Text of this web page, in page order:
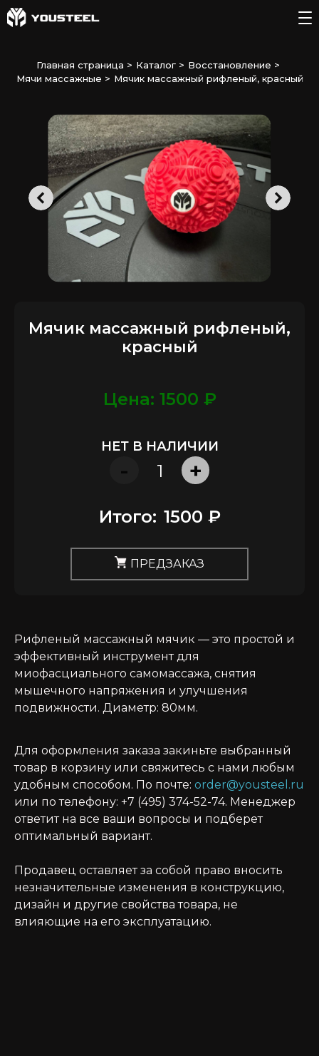
Главная страница > Каталог> Восстановление >
Мячи массажные > Мячик массажный рифленый, красный
Мячик массажный рифленый,
красный
Цена: 1500 ₽
НЕТ В НАЛИЧИИ
- +
Итого: 1500 ₽
ПРЕДЗАКАЗ
Рифленый массажный мячик — это простой и
эффективный инструмент для
миофасциального самомассажа, снятия
мышечного напряжения и улучшения
подвижности. Диаметр: 80мм.
Для оформления заказа закиньте выбранный
товар в корзину или свяжитесь с нами любым
удобным способом. По почте: order@yousteel.ru
или по телефону: +7 (495) 374-52-74. Менеджер
ответит на все ваши вопросы и подберет
оптимальный вариант.
Продавец оставляет за собой право вносить
незначительные изменения в конструкцию,
дизайн и другие свойства товара, не
влияющие на его эксплуатацию.